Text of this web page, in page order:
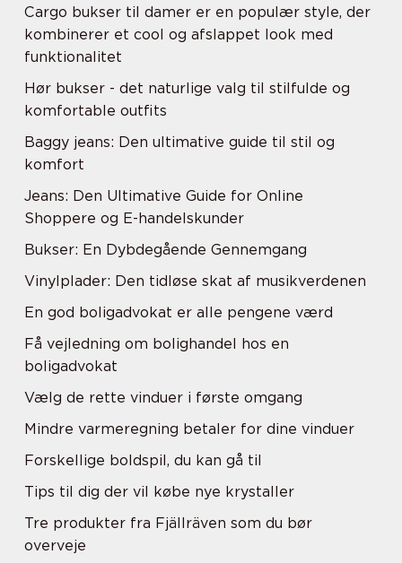
Cargo bukser til damer er en populær style, der
kombinerer et cool og afslappet look med
funktionalitet
Hør bukser - det naturlige valg til stilfulde og
komfortable outfits
Baggy jeans: Den ultimative guide til stil og
komfort
Jeans: Den Ultimative Guide for Online
Shoppere og E-handelskunder
Bukser: En Dybdegående Gennemgang
Vinylplader: Den tidløse skat af musikverdenen
En god boligadvokat er alle pengene værd
Få vejledning om bolighandel hos en
boligadvokat
Vælg de rette vinduer i første omgang
Mindre varmeregning betaler for dine vinduer
Forskellige boldspil, du kan gå til
Tips til dig der vil købe nye krystaller
Tre produkter fra Fjällräven som du bør
overveje